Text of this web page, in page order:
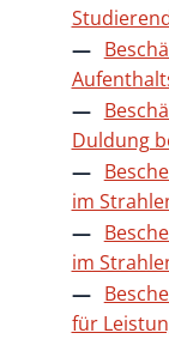
Duldung
im
im
für